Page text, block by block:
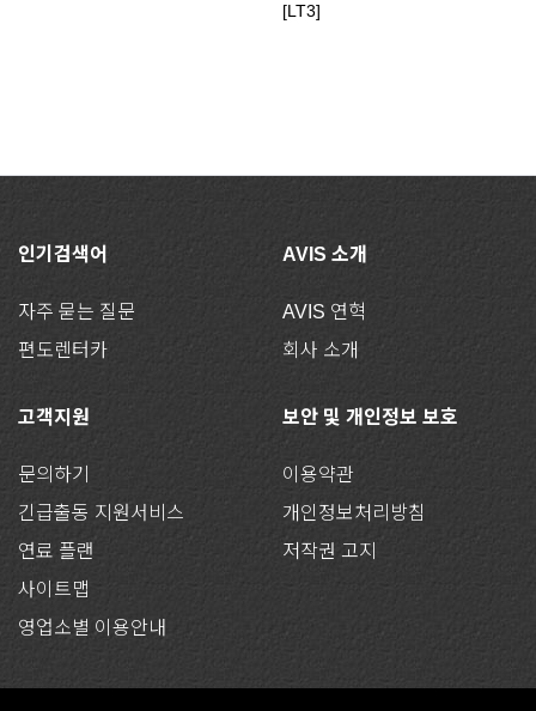
[LT3]
인기검색어
자주 묻는 질문
편도렌터카
AVIS 소개
AVIS 연혁
회사 소개
고객지원
문의하기
긴급출동 지원서비스
연료 플랜
사이트맵
영업소별 이용안내
보안 및 개인정보 보호
이용약관
개인정보처리방침
저작권 고지